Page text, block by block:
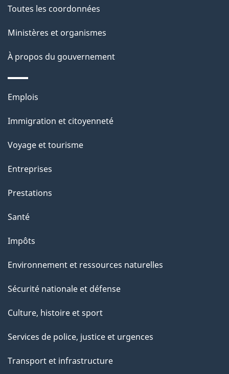
a
g
e
Toutes les coordonnées
Ministères et organismes
À propos du gouvernement
Thèmes
sujets
Emplois
Immigration et citoyenneté
Voyage et tourisme
Entreprises
Prestations
Santé
Impôts
Environnement et ressources naturelles
Sécurité nationale et défense
Culture, histoire et sport
Services de police, justice et urgences
Transport et infrastructure